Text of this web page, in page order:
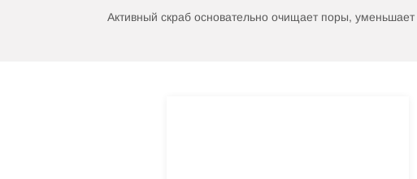
Активный скраб основательно очищает поры,